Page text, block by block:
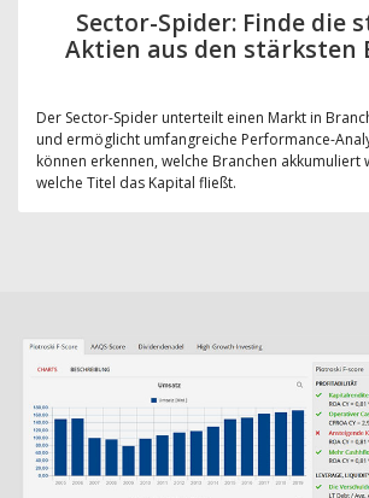
Sector-Spider: Finde die
Aktien aus den stärksten
Der Sector-Spider unterteilt einen Markt in
und ermöglicht umfangreiche Performance-
können erkennen, welche Branchen akkumuliert
welche Titel das Kapital fließt.